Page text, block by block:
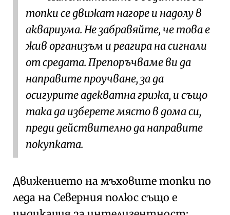
топки се движат нагоре и надолу в
аквариума. Не забравяйте, че това е
жив организъм и реагира на сигнали
от средата. Препоръчваме ви да
направите проучване, за да
осигурите адекватна грижа, и също
така да изберете място в дома си,
преди действително да направите
покупката.
Движението на мъховите топки по
леда на Северния полюс също е